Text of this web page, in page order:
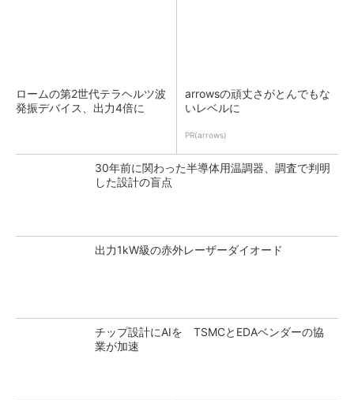
ロームの第2世代テラヘルツ波
発振デバイス、出力4倍に
arrowsの頑丈さがとんでもな
いレベルに
PR(arrows)
30年前に関わった半導体用温調器、調査で判明
した設計の盲点
出力1kW級の赤外レーザーダイオード
チップ設計にAIを TSMCとEDAベンダーの協
業が加速